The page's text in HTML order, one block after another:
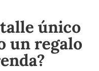
único
un regalo